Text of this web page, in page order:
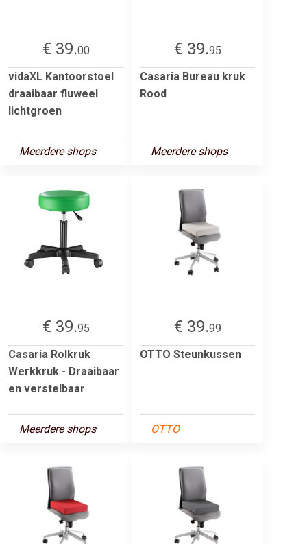
€ 39.00
vidaXL Kantoorstoel
draaibaar fluweel
lichtgroen
Meerdere shops
€ 39.95
Casaria Bureau kruk
Rood
Meerdere shops
€ 39.95
Casaria Rolkruk
Werkkruk - Draaibaar
en verstelbaar
Meerdere shops
€ 39.99
OTTO Steunkussen
OTTO